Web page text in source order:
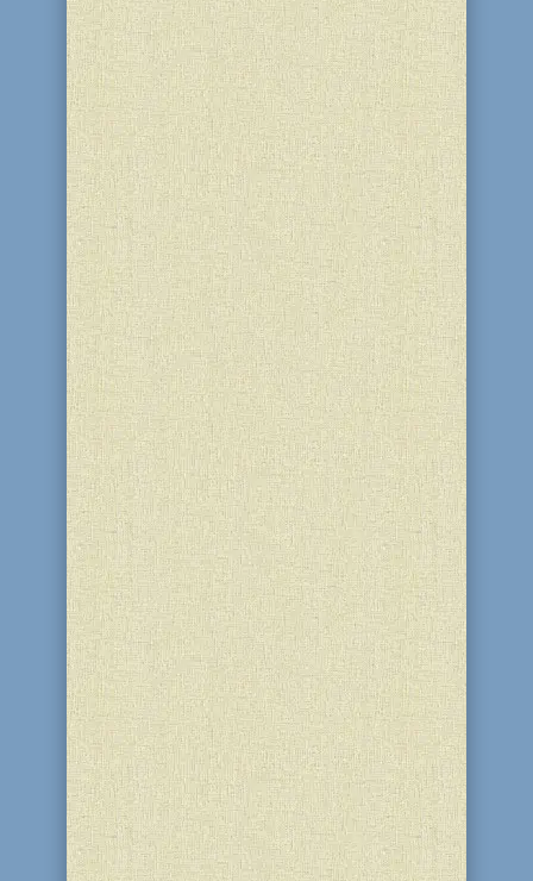
27 Іяра 5786 (14 травня 2026) у
благодійному центрі “Бейт Барух” і
синагозі “Бейт Реувен” (м. Кам'янське)
членам єврейської громади міста було
організовано видачу та адресну
доставку традиційних шабатніх хал.
Запалювання свічок у Кам'янському:
п'ятниця о 19:57, вихід...
27 Іяра 5786 (14 травня 2026) у